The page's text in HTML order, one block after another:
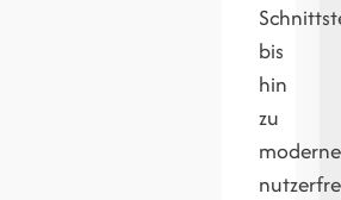
bis
hin
zu